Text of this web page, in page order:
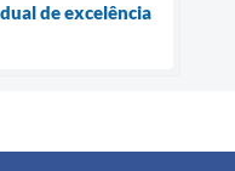
de excelência